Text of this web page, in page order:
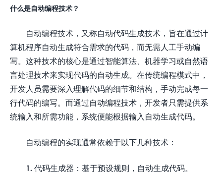
什么是自动编程技术？
自动编程技术，又称自动代码生成技术，旨在通过计
算机程序自动生成符合需求的代码，而无需人工手动编
写。这种技术的核心是通过智能算法、机器学习或自然语
言处理技术来实现代码的自动生成。在传统编程模式中，
开发人员需要深入理解代码的细节和结构，手动完成每一
行代码的编写。而通过自动编程技术，开发者只需提供系
统输入和所需功能，系统便能根据输入自动生成代码。
自动编程的实现通常依赖于以下几种技术：
1. 代码生成器：基于预设规则，自动生成代码。